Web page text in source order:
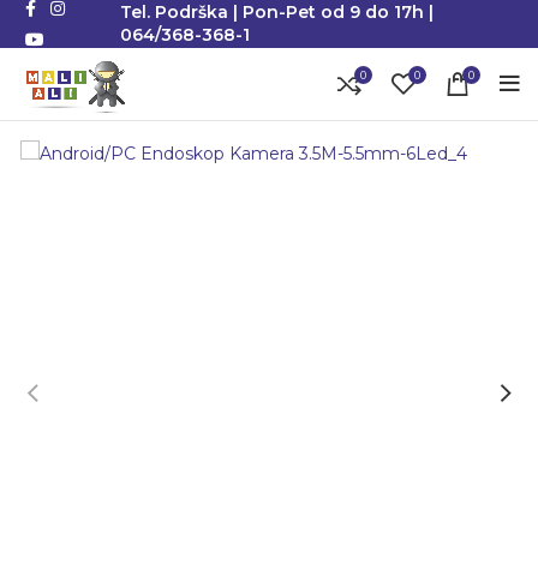
Tel. Podrška | Pon-Pet od 9 do 17h |
064/368-368-1
0 0 0